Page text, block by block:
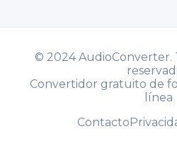
© 2024 AudioConverter.
Convertidor gratuito de
línea
Contacto